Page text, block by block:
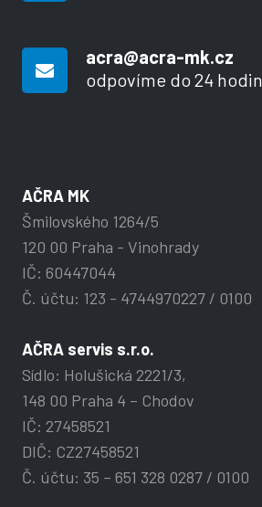
acra@acra-mk.cz
odpovíme do 24 hodin
AČRA MK
Šmilovského 1264/5
120 00 Praha - Vinohrady
IČ: 60447044
Č. účtu: 123 - 4744970227 / 0100
AČRA servis s.r.o.
Sídlo: Holušická 2221/3,
148 00 Praha 4 – Chodov
IČ: 27458521
DIČ: CZ27458521
Č. účtu: 35 – 651 328 0287 / 0100